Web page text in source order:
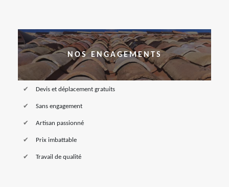
NOS ENGAGEMENTS
Devis et déplacement gratuits
Sans engagement
Artisan passionné
Prix imbattable
Travail de qualité